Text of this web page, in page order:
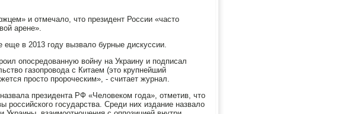
и отмечало, что президент России «часто
арене».
еще в 2013 году вызвало бурные дискуссии.
опосредованную войну на Украину и подписал
газопровода с Китаем (это крупнейший
просто пророческим», - считает журнал.
президента РФ «Человеком года», отметив, что
государства. Среди них издание назвало